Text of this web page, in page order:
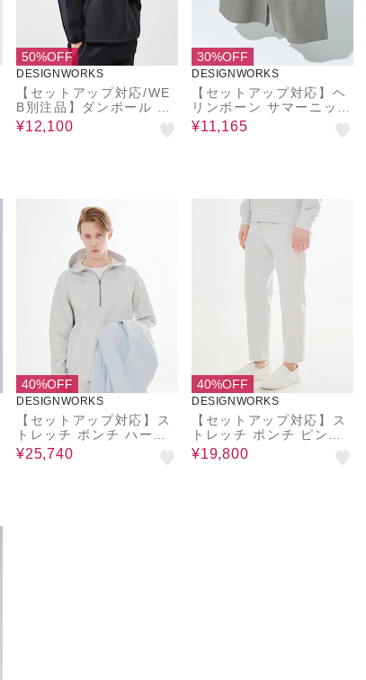
50%OFF
DESIGNWORKS
【セットアップ対応/WE
B別注品】ダンボール ハ
ーフジップ アノラック
¥12,100
30%OFF
DESIGNWORKS
【セットアップ対応】ヘ
リンボーン サマーニット
ショートパンツ
¥11,165
40%OFF
DESIGNWORKS
【セットアップ対応】ス
トレッチ ポンチ ハーフ
ジップ パーカー
¥25,740
40%OFF
DESIGNWORKS
【セットアップ対応】ス
トレッチ ポンチ ピンタ
ック パンツ
¥19,800